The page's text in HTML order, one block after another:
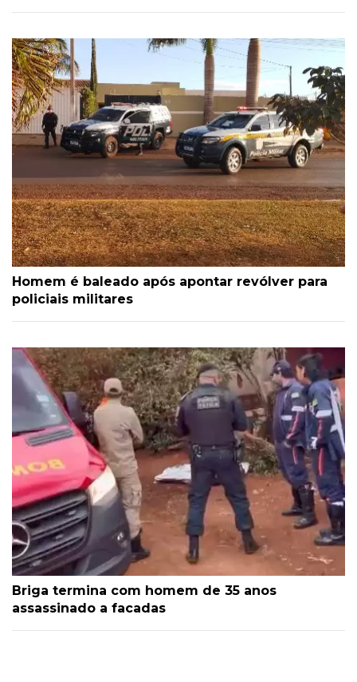
Homem é baleado após apontar revólver para
policiais militares
Briga termina com homem de 35 anos
assassinado a facadas